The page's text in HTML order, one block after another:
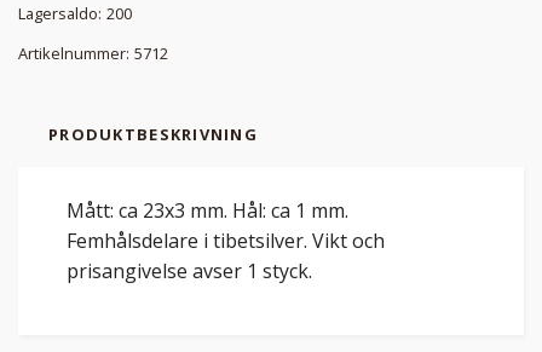
Lagersaldo: 200
Artikelnummer: 5712
PRODUKTBESKRIVNING
Mått: ca 23x3 mm. Hål: ca 1 mm.
Femhålsdelare i tibetsilver. Vikt och
prisangivelse avser 1 styck.